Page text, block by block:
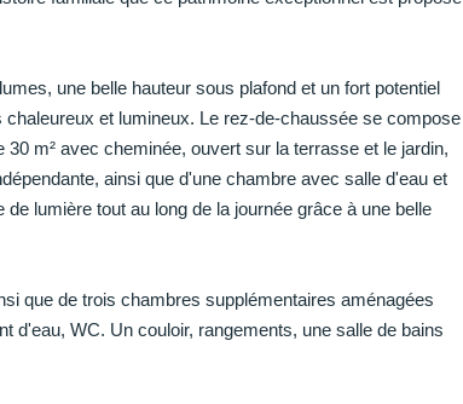
une belle hauteur sous plafond et un fort potentiel
et lumineux. Le rez-de-chaussée se compose
m² avec cheminée, ouvert sur la terrasse et le jardin,
ainsi que d'une chambre avec salle d'eau et
lumière tout au long de la journée grâce à une belle
que de trois chambres supplémentaires aménagées
d'eau, WC. Un couloir, rangements, une salle de bains